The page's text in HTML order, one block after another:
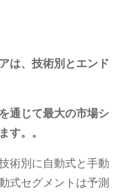
は、技術別とエンド
通じて最大の市場シ
す。
。
術別に自動式と手動
式セグメントは予測